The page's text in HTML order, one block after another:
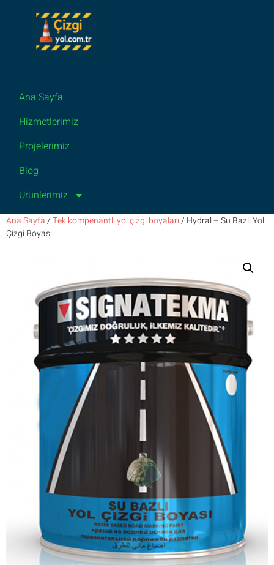
Ana Sayfa
Hizmetlerimiz
Projelerimiz
Blog
Ürünlerimiz
Ana Sayfa/Tek kompenantlı yol çizgi boyaları/ Hydral – Su Bazlı Yol
Çizgi Boyası